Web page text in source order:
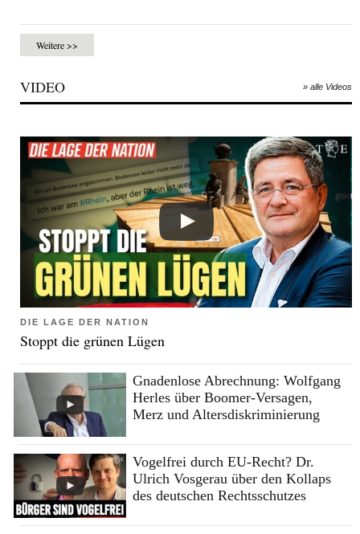
Weitere >>
VIDEO » alle Videos
DIE LAGE DER NATION
Stoppt die grünen Lügen
Gnadenlose Abrechnung: Wolfgang
Herles über Boomer-Versagen,
Merz und Altersdiskriminierung
Vogelfrei durch EU-Recht? Dr.
Ulrich Vosgerau über den Kollaps
des deutschen Rechtsschutzes